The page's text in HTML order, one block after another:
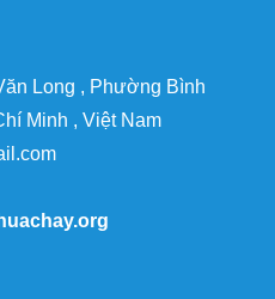
Long , Phường Bình
Minh , Việt Nam